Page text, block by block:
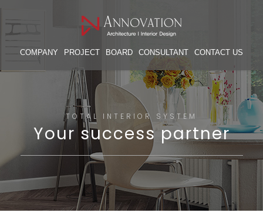
COMPANY PROJECT BOARD CONSULTANT CONTACT US
TOTAL INTERIOR SYSTEM
Your success partner